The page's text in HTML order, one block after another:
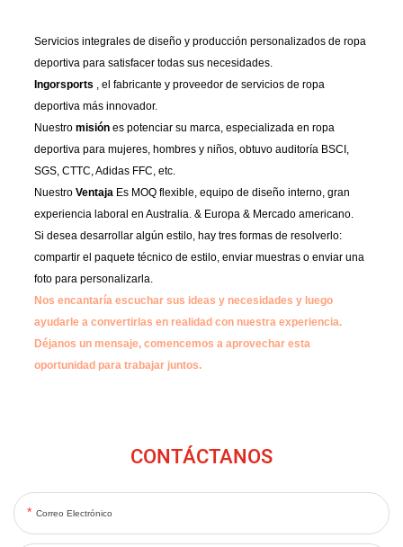
Servicios integrales de diseño y producción personalizados de ropa
deportiva para satisfacer todas sus necesidades.
Ingorsports , el fabricante y proveedor de servicios de ropa
deportiva más innovador.
Nuestromisiónes potenciar su marca, especializada en ropa
deportiva para mujeres, hombres y niños, obtuvo auditoría BSCI,
SGS, CTTC, Adidas FFC, etc.
NuestroVentaja Es MOQ flexible, equipo de diseño interno, gran
experiencia laboral en Australia. & Europa & Mercado americano.
Si desea desarrollar algún estilo, hay tres formas de resolverlo:
compartir el paquete técnico de estilo, enviar muestras o enviar una
foto para personalizarla.
Nos encantaría escuchar sus ideas y necesidades y luego
ayudarle a convertirlas en realidad con nuestra experiencia.
Déjanos un mensaje, comencemos a aprovechar esta
oportunidad para trabajar juntos.
CONTÁCTANOS
Correo Electrónico